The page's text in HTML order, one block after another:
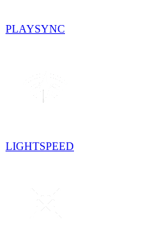
PLAYSYNC
LIGHTSPEED